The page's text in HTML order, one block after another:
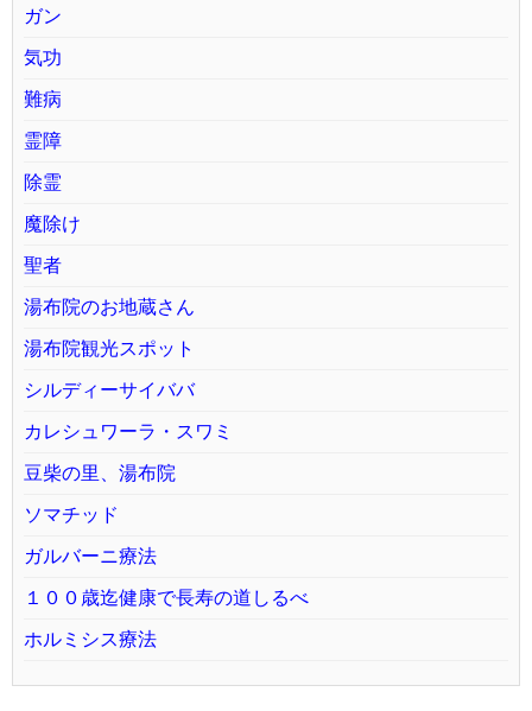
ガン
気功
難病
霊障
除霊
魔除け
聖者
湯布院のお地蔵さん
湯布院観光スポット
シルディーサイババ
カレシュワーラ・スワミ
豆柴の里、湯布院
ソマチッド
ガルバーニ療法
１００歳迄健康で長寿の道しるべ
ホルミシス療法